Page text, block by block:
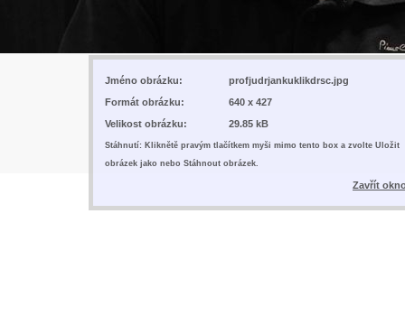
Jméno obrázku:
profjudrjankuklikdrsc.jpg
Formát obrázku:
640 x 427
Velikost obrázku:
29.85 kB
Stáhnutí: Kliknětě pravým tlačítkem myši mimo tento box a zvolte Uložit
obrázek jako nebo Stáhnout obrázek.
Zavřít